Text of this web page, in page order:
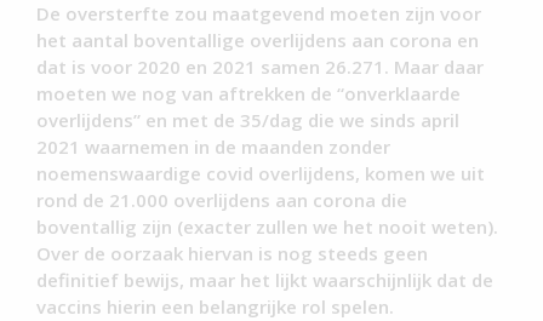
De oversterfte zou maatgevend moeten zijn voor
het aantal boventallige overlijdens aan corona en
dat is voor 2020 en 2021 samen 26.271. Maar daar
moeten we nog van aftrekken de “onverklaarde
overlijdens” en met de 35/dag die we sinds april
2021 waarnemen in de maanden zonder
noemenswaardige covid overlijdens, komen we uit
rond de 21.000 overlijdens aan corona die
boventallig zijn (exacter zullen we het nooit weten).
Over de oorzaak hiervan is nog steeds geen
definitief bewijs, maar het lijkt waarschijnlijk dat de
vaccins hierin een belangrijke rol spelen.